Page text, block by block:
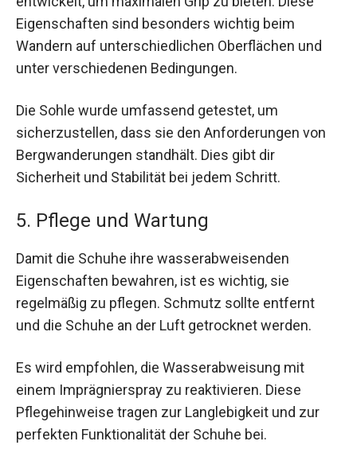
Eigenschaften sind besonders wichtig beim
Wandern auf unterschiedlichen Oberflächen und
unter verschiedenen Bedingungen.
Die Sohle wurde umfassend getestet, um
sicherzustellen, dass sie den Anforderungen von
Bergwanderungen standhält. Dies gibt dir
Sicherheit und Stabilität bei jedem Schritt.
5. Pflege und Wartung
Damit die Schuhe ihre wasserabweisenden
Eigenschaften bewahren, ist es wichtig, sie
regelmäßig zu pflegen. Schmutz sollte entfernt
und die Schuhe an der Luft getrocknet werden.
Es wird empfohlen, die Wasserabweisung mit
einem Imprägnierspray zu reaktivieren. Diese
Pflegehinweise tragen zur Langlebigkeit und zur
perfekten Funktionalität der Schuhe bei.